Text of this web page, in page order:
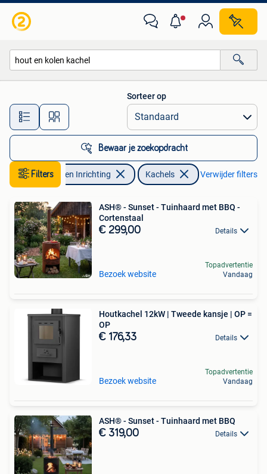
Alle afstanden…
Sorteer op
Bewaar je zoekopdracht
FiltersHuis en Inrichting Kachels Verwijder filters
ASH® - Sunset - Tuinhaard met BBQ -
Cortenstaal
€ 299,00 Details
Bezoek website
Topadvertentie
Vandaag
Houtkachel 12kW | Tweede kansje | OP =
OP
€ 176,33 Details
Bezoek website
Topadvertentie
Vandaag
ASH® - Sunset - Tuinhaard met BBQ
€ 319,00 Details